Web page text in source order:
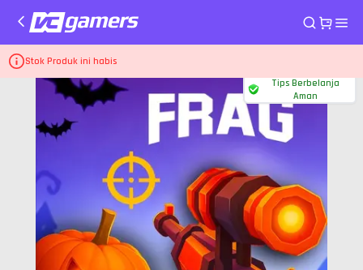
Stok Produk ini habis
Home Top Up Game Frag Pro Shooter
Tips Berbelanja
Aman